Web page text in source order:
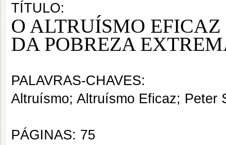
TÍTULO:
O ALTRUÍSMO
DA POBREZA
PALAVRAS-CHAVES:
Altruísmo; Altruísmo Eficaz; Peter
PÁGINAS: 75